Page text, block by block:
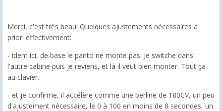
Merci, c'est très beau! Quelques ajustements nécessaires a
priori effectivement:
- idem ici, de base le panto ne monte pas. Je switche dans
l'autre cabine puis je reviens, et là il veut bien monter. Tout ça
au clavier.
- et je confirme, il accélère comme une berline de 180CV, un peu
d'ajustement nécessaire, le 0 à 100 en moins de 8 secondes, un